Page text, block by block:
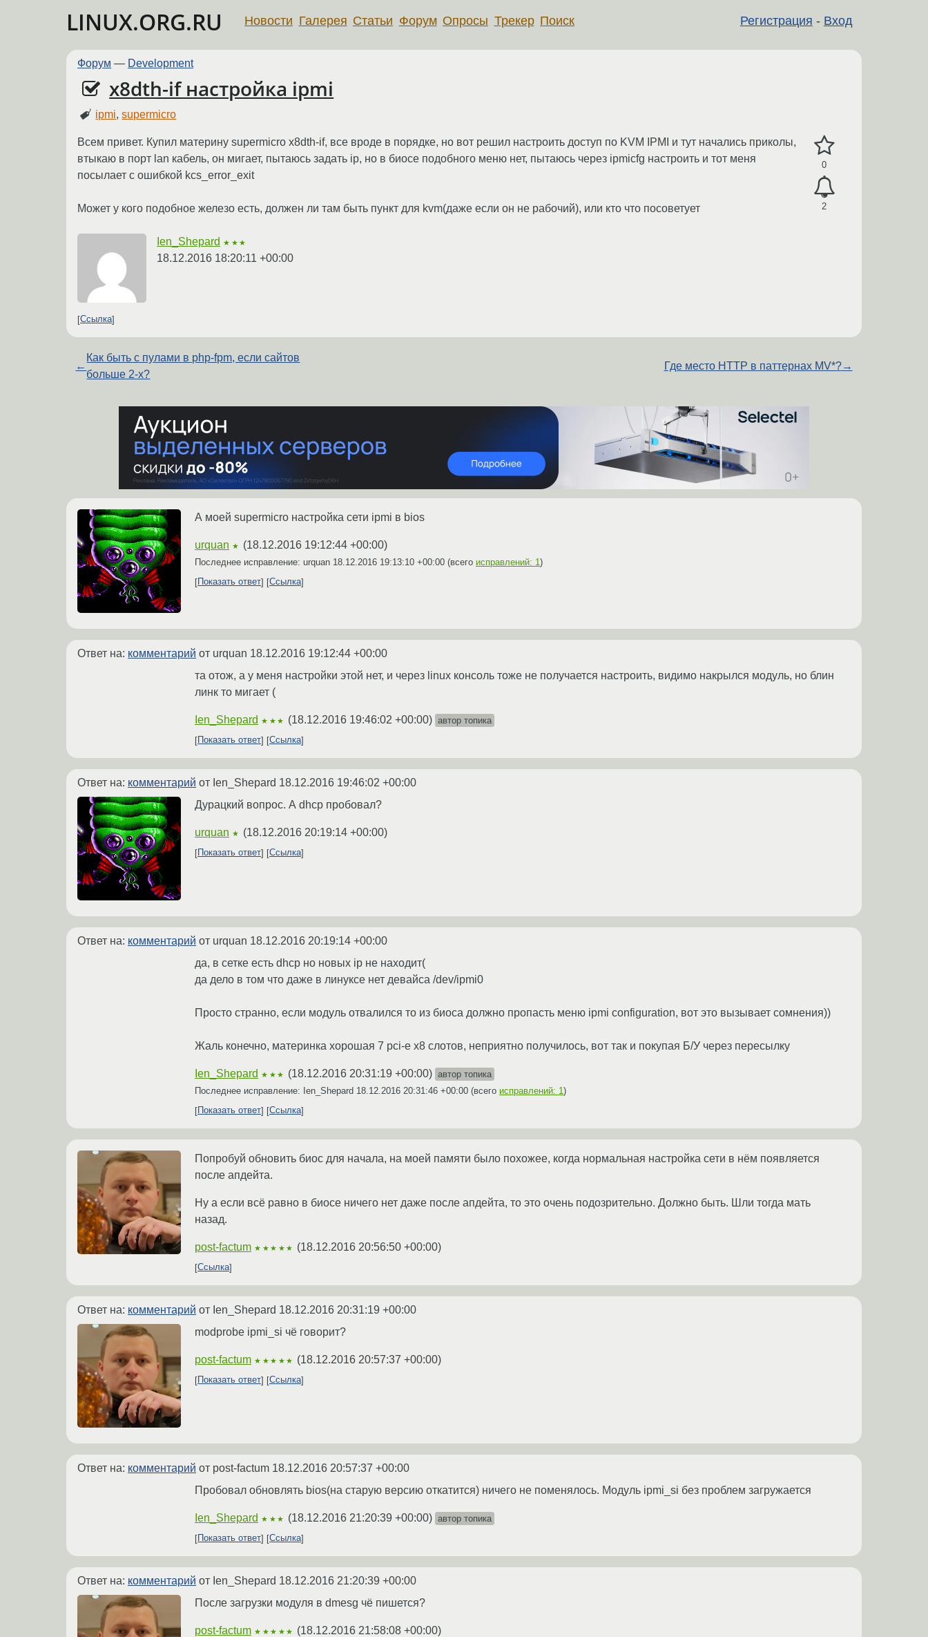
LINUX.ORG.RU Регистрация - Вход
Новости Галерея Статьи Форум Опросы Трекер Поиск
Форум — Development
x8dth-if настройка ipmi
ipmi,supermicro
0
2
Всем привет. Купил материну supermicro x8dth-if, все вроде в порядке, но вот решил настроить доступ по KVM IPMI и тут начались приколы,
втыкаю в порт lan кабель, он мигает, пытаюсь задать ip, но в биосе подобного меню нет, пытаюсь через ipmicfg настроить и тот меня
посылает с ошибкой kcs_error_exit
Может у кого подобное железо есть, должен ли там быть пункт для kvm(даже если он не рабочий), или кто что посоветует
Ien_Shepard ★★★
18.12.2016 18:20:11 +00:00
Ссылка
←
Как быть с пулами в php-fpm, если сайтов
больше 2-x?
Где место HTTP в паттернах MV*?→
А моей supermicro настройка сети ipmi в bios
urquan ★ (18.12.2016 19:12:44 +00:00)
Последнее исправление: urquan 18.12.2016 19:13:10 +00:00 (всего исправлений: 1 )
Показать ответ
Ссылка
Ответ на: комментарий от urquan 18.12.2016 19:12:44 +00:00
та отож, а у меня настройки этой нет, и через linux консоль тоже не получается настроить, видимо накрылся модуль, но блин
линк то мигает (
Ien_Shepard ★★★ (18.12.2016 19:46:02 +00:00) автор топика
Показать ответ
Ссылка
Ответ на: комментарий от Ien_Shepard 18.12.2016 19:46:02 +00:00
Дурацкий вопрос. А dhcp пробовал?
urquan ★ (18.12.2016 20:19:14 +00:00)
Показать ответ Ссылка
Ответ на: комментарий от urquan 18.12.2016 20:19:14 +00:00
да, в сетке есть dhcp но новых ip не находит(
да дело в том что даже в линуксе нет девайса /dev/ipmi0
Просто странно, если модуль отвалился то из биоса должно пропасть меню ipmi configuration, вот это вызывает сомнения))
Жаль конечно, материнка хорошая 7 pci-e x8 слотов, неприятно получилось, вот так и покупая Б/У через пересылку
Ien_Shepard ★★★ (18.12.2016 20:31:19 +00:00) автор топика
Последнее исправление: Ien_Shepard 18.12.2016 20:31:46 +00:00 (всего исправлений: 1 )
Показать ответ
Ссылка
Попробуй обновить биос для начала, на моей памяти было похожее, когда нормальная настройка сети в нём появляется
после апдейта.
Ну а если всё равно в биосе ничего нет даже после апдейта, то это очень подозрительно. Должно быть. Шли тогда мать
назад.
post-factum ★★★★★ (18.12.2016 20:56:50 +00:00)
Ссылка
Ответ на: комментарий от Ien_Shepard 18.12.2016 20:31:19 +00:00
modprobe ipmi_si чё говорит?
post-factum ★★★★★ (18.12.2016 20:57:37 +00:00)
Показать ответ Ссылка
Ответ на: комментарий от post-factum 18.12.2016 20:57:37 +00:00
Пробовал обновлять bios(на старую версию откатится) ничего не поменялось. Модуль ipmi_si без проблем загружается
Ien_Shepard ★★★ (18.12.2016 21:20:39 +00:00) автор топика
Показать ответ
Ссылка
Ответ на: комментарий от Ien_Shepard 18.12.2016 21:20:39 +00:00
После загрузки модуля в dmesg чё пишется?
post-factum ★★★★★ (18.12.2016 21:58:08 +00:00)